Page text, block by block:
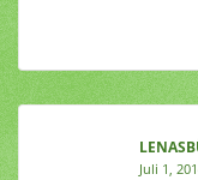
Juli 1,